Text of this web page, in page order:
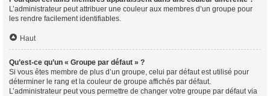
L’administrateur peut attribuer une couleur aux membres d’un groupe pour
les rendre facilement identifiables.
Haut
Qu’est-ce qu’un « Groupe par défaut » ?
Si vous êtes membre de plus d’un groupe, celui par défaut est utilisé pour
déterminer le rang et la couleur de groupe affichés par défaut.
L’administrateur peut vous permettre de changer votre groupe par défaut via